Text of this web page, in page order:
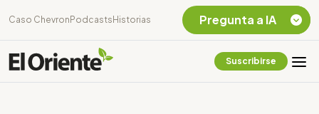
Caso Chevron Podcasts Historias
Suscribirse
Pregunta a IA